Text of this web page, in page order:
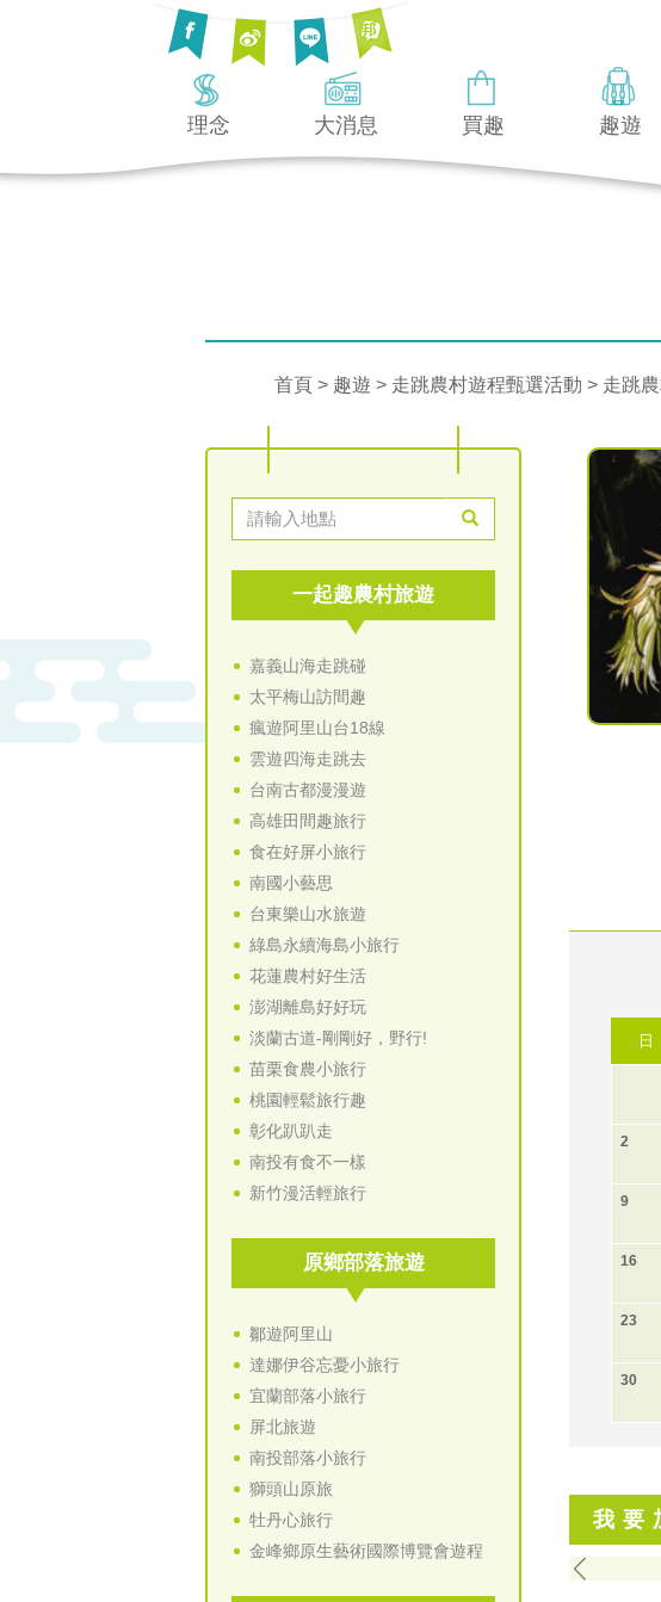
理念 大消息 買趣 趣遊
首頁> 趣遊 > 走跳農村遊程甄選活動 > 走跳
一起趣農村旅遊
嘉義山海走跳碰
太平梅山訪間趣
瘋遊阿里山台18線
雲遊四海走跳去
台南古都漫漫遊
高雄田間趣旅行
食在好屏小旅行
南國小藝思
台東樂山水旅遊
綠島永續海島小旅行
花蓮農村好生活
澎湖離島好好玩
淡蘭古道-剛剛好，野行!
苗栗食農小旅行
桃園輕鬆旅行趣
彰化趴趴走
南投有食不一樣
新竹漫活輕旅行
原鄉部落旅遊
鄒遊阿里山
達娜伊谷忘憂小旅行
宜蘭部落小旅行
屏北旅遊
南投部落小旅行
獅頭山原旅
牡丹心旅行
金峰鄉原生藝術國際博覽會遊程
日
2
9
16
23
30
我 要